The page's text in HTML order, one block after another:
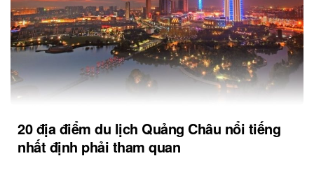
20 địa điểm du lịch Quảng Châu nổi tiếng
nhất định phải tham quan